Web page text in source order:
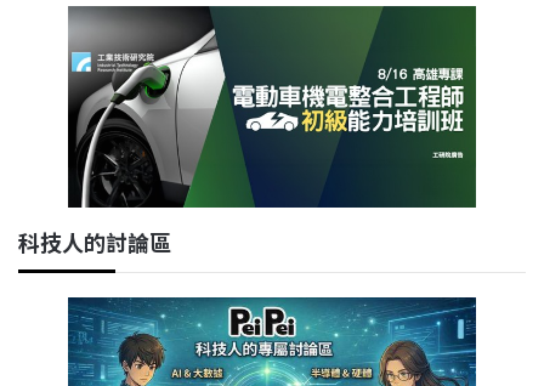
科技人的討論區